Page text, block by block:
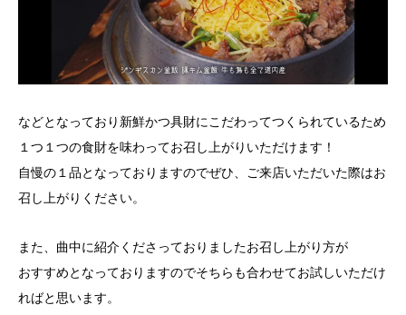
などとなっており新鮮かつ具財にこだわってつくられているため
１つ１つの食財を味わってお召し上がりいただけます！
自慢の１品となっておりますのでぜひ、ご来店いただいた際はお
召し上がりください。
また、曲中に紹介くださっておりましたお召し上がり方が
おすすめとなっておりますのでそちらも合わせてお試しいただけ
ればと思います。